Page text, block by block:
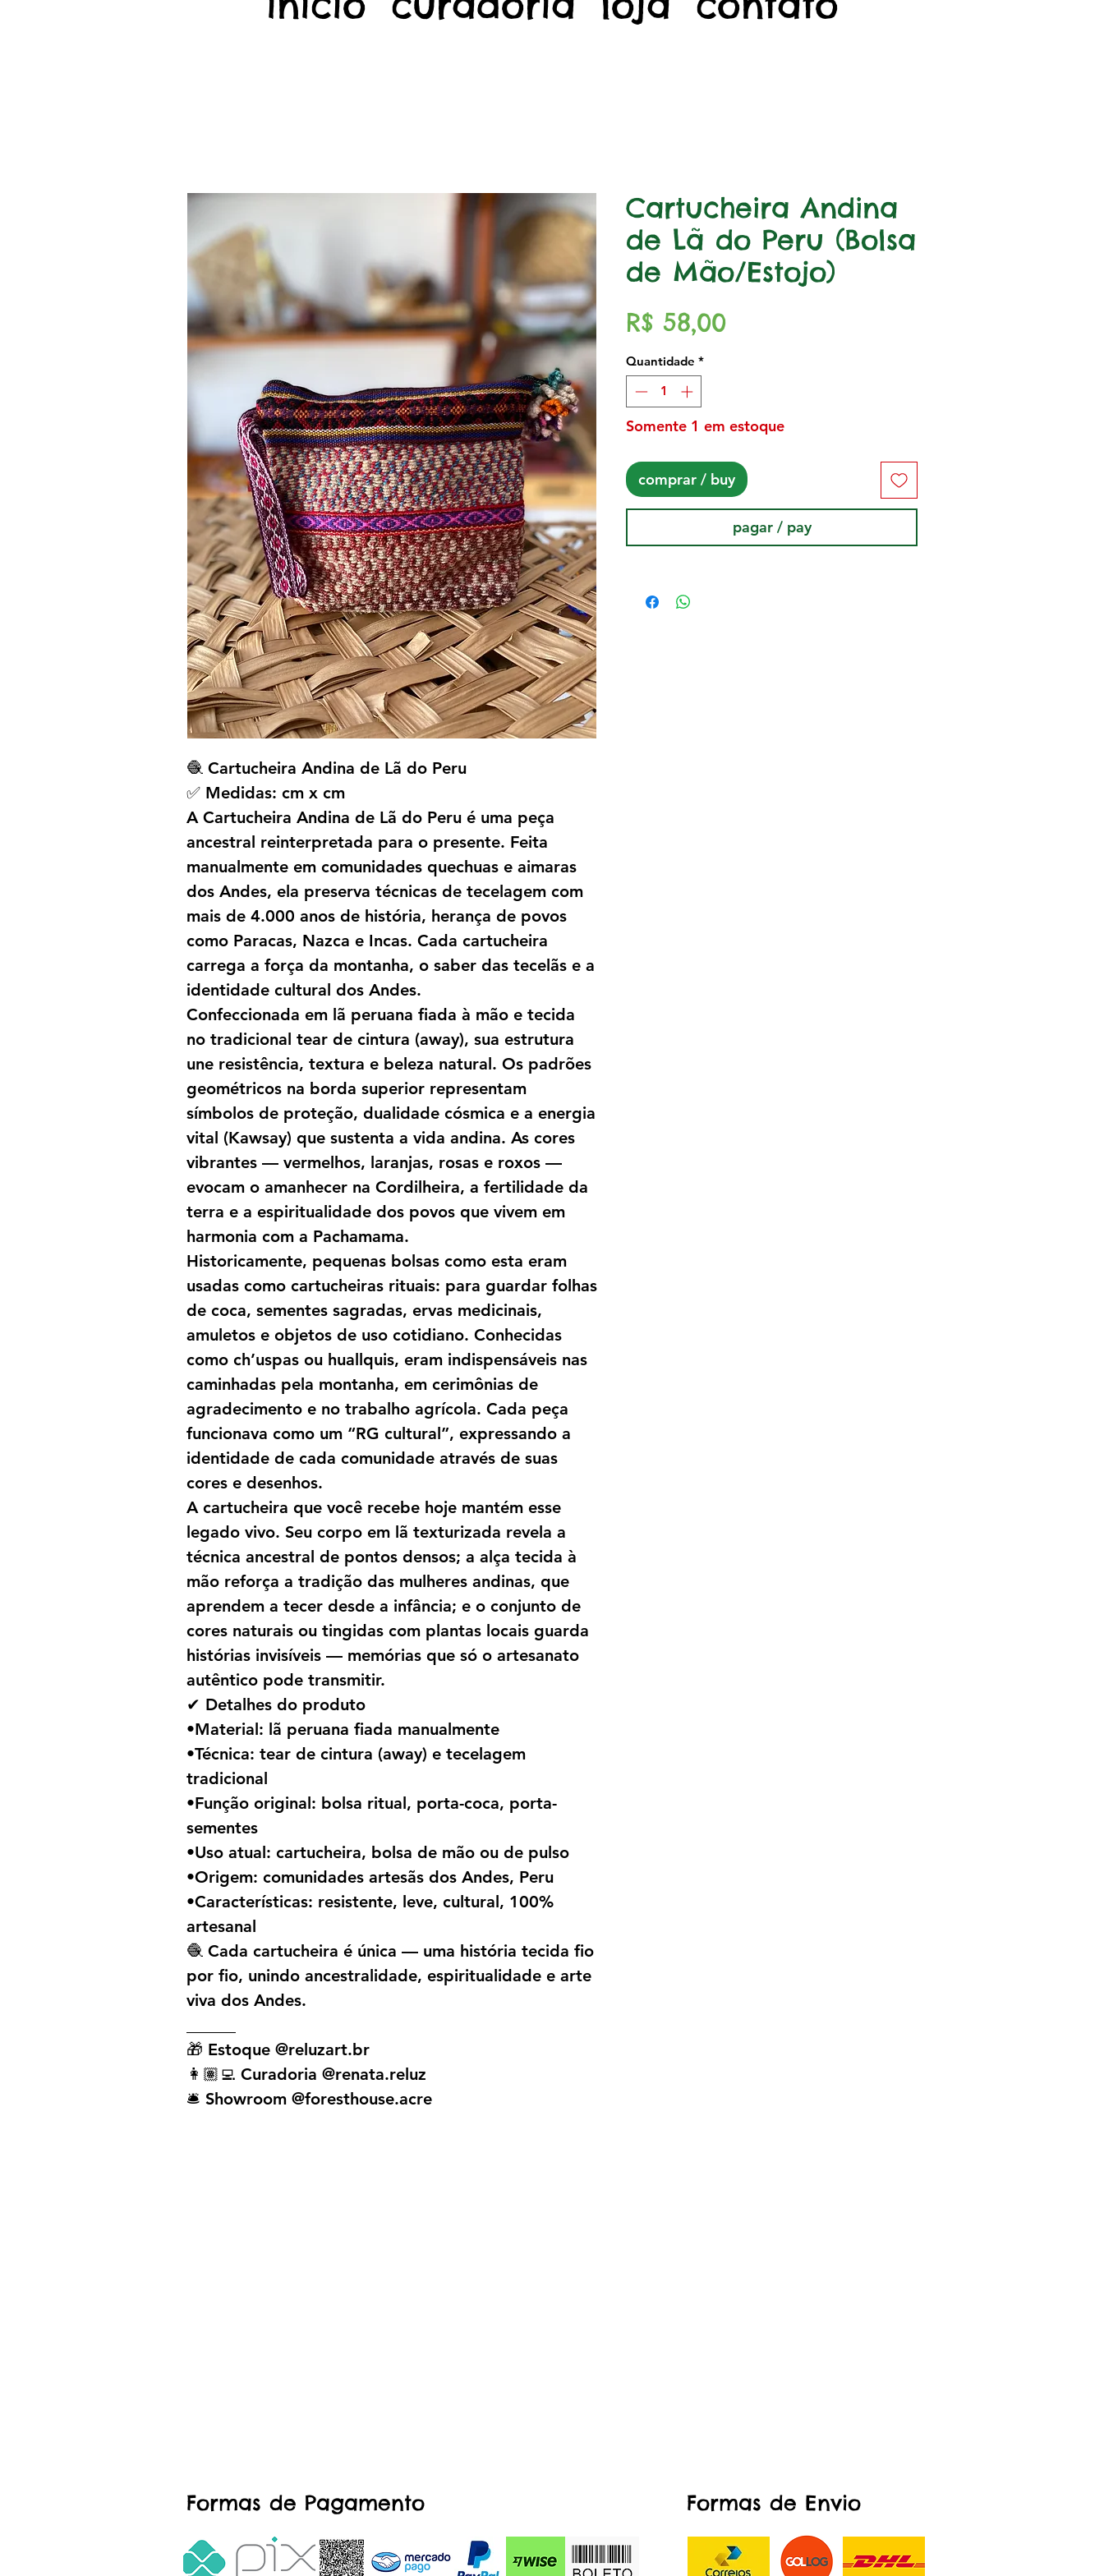
🧶 Cartucheira Andina de Lã do Peru
✅ Medidas: cm x cm
A Cartucheira Andina de Lã do Peru é uma peça
ancestral reinterpretada para o presente. Feita
manualmente em comunidades quechuas e aimaras
dos Andes, ela preserva técnicas de tecelagem com
mais de 4.000 anos de história, herança de povos
como Paracas, Nazca e Incas. Cada cartucheira
carrega a força da montanha, o saber das tecelãs e a
identidade cultural dos Andes.
Confeccionada em lã peruana fiada à mão e tecida
no tradicional tear de cintura (away), sua estrutura
une resistência, textura e beleza natural. Os padrões
geométricos na borda superior representam
símbolos de proteção, dualidade cósmica e a energia
vital (Kawsay) que sustenta a vida andina. As cores
vibrantes — vermelhos, laranjas, rosas e roxos —
evocam o amanhecer na Cordilheira, a fertilidade da
terra e a espiritualidade dos povos que vivem em
harmonia com a Pachamama.
Historicamente, pequenas bolsas como esta eram
usadas como cartucheiras rituais: para guardar folhas
de coca, sementes sagradas, ervas medicinais,
amuletos e objetos de uso cotidiano. Conhecidas
como ch’uspas ou huallquis, eram indispensáveis nas
caminhadas pela montanha, em cerimônias de
agradecimento e no trabalho agrícola. Cada peça
funcionava como um “RG cultural”, expressando a
identidade de cada comunidade através de suas
cores e desenhos.
A cartucheira que você recebe hoje mantém esse
legado vivo. Seu corpo em lã texturizada revela a
técnica ancestral de pontos densos; a alça tecida à
mão reforça a tradição das mulheres andinas, que
aprendem a tecer desde a infância; e o conjunto de
cores naturais ou tingidas com plantas locais guarda
histórias invisíveis — memórias que só o artesanato
autêntico pode transmitir.
✔ Detalhes do produto
•Material: lã peruana fiada manualmente
•Técnica: tear de cintura (away) e tecelagem
tradicional
•Função original: bolsa ritual, porta-coca, porta-
sementes
•Uso atual: cartucheira, bolsa de mão ou de pulso
•Origem: comunidades artesãs dos Andes, Peru
•Características: resistente, leve, cultural, 100%
artesanal
🧶 Cada cartucheira é única — uma história tecida fio
por fio, unindo ancestralidade, espiritualidade e arte
viva dos Andes.
🎁 Estoque @reluzart.br
👩🏽‍💻 Curadoria @renata.reluz
🛎️ Showroom @foresthouse.acre
Cartucheira Andina
de Lã do Peru (Bolsa
de Mão/Estojo)
R$ 58,00Preço
Quantidade *
Somente 1 em estoque
comprar / buy
pagar / pay
Formas de Pagamento Formas de Envio